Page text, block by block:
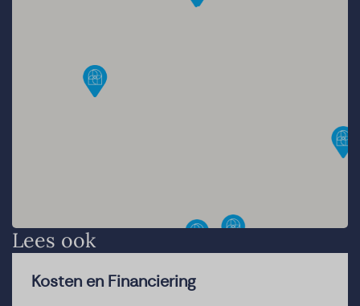
Lees ook
Kosten en Financiering